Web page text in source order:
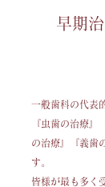
早期
一般歯科の代表
『虫歯の治療』
の治療』『義歯
す。
皆様が最も多く